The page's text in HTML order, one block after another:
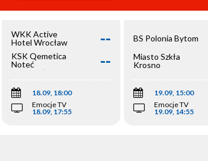
WKK Active
Hotel Wrocław
--
KSK Qemetica
Noteć
Inowrocław
--
18.09, 18:00
Emocje TV
18.09, 17:55
BS Polonia Bytom
Miasto Szkła
Krosno
19.09, 15:00
Emocje TV
19.09, 14:55